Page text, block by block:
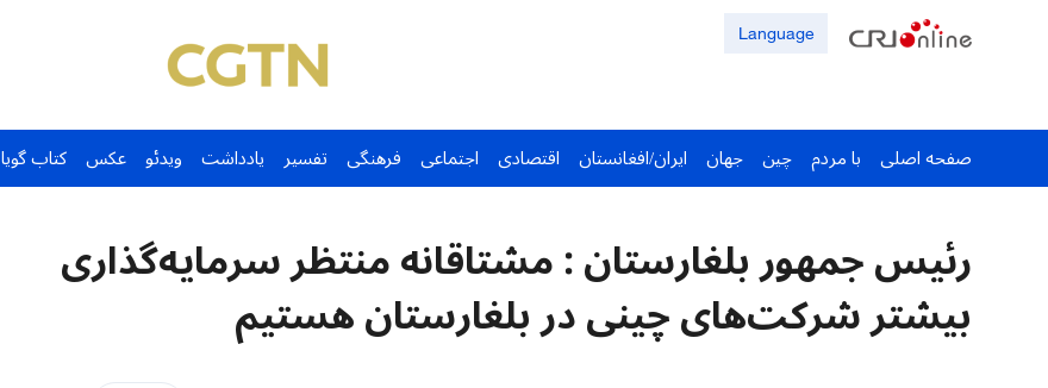
Language
صفحه اصلی با مردم چین جهان ایران/افغانستان اقتصادی اجتماعی فرهنگی تفسیر یادداشت ویدئو عکس کتاب گویا
رئیس جمهور بلغارستان : مشتاقانه منتظر سرمایه‌گذاری
بیشتر شرکت‌های چینی در بلغارستان هستیم